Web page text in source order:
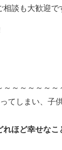
談も大歓迎で
～～～～～
てしまい、子
ほど幸せなこ